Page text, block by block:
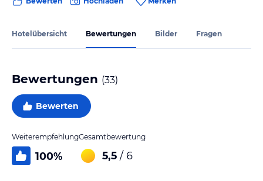
Hotelübersicht Bewertungen Bilder Fragen
Bewertungen (33)
Bewerten
Weiterempfehlung
100%
Gesamtbewertung
5,5 / 6